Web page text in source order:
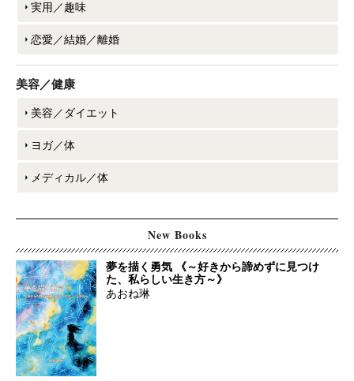
実用／趣味
恋愛／結婚／離婚
美容／健康
美容／ダイエット
ヨガ／体
メディカル／体
New Books
夢を描く勇気 《～好きから諦めずに見つけ
た、私らしい生き方～》
あおね琳